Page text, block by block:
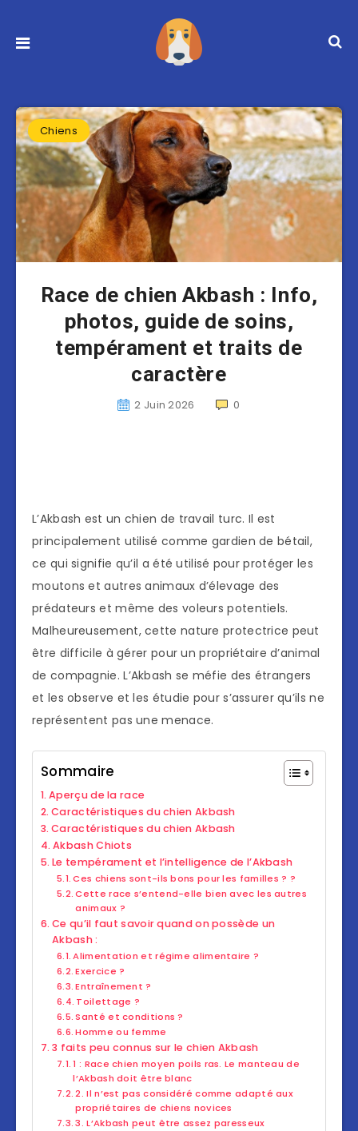
Chiens
Race de chien Akbash : Info,
photos, guide de soins,
tempérament et traits de
caractère
2 Juin 2026 0
L’Akbash est un chien de travail turc. Il est
principalement utilisé comme gardien de bétail,
ce qui signifie qu’il a été utilisé pour protéger les
moutons et autres animaux d’élevage des
prédateurs et même des voleurs potentiels.
Malheureusement, cette nature protectrice peut
être difficile à gérer pour un propriétaire d’animal
de compagnie. L’Akbash se méfie des étrangers
et les observe et les étudie pour s’assurer qu’ils ne
représentent pas une menace.
Sommaire
Aperçu de la race
Caractéristiques du chien Akbash
Caractéristiques du chien Akbash
Akbash Chiots
Le tempérament et l’intelligence de l’Akbash
Ces chiens sont-ils bons pour les familles ? ?
Cette race s’entend-elle bien avec les autres
animaux ?
Ce qu’il faut savoir quand on possède un
Akbash :
Alimentation et régime alimentaire ?
Exercice ?
Entraînement ?
Toilettage ?
Santé et conditions ?
Homme ou femme
3 faits peu connus sur le chien Akbash
1 : Race chien moyen poils ras. Le manteau de
l’Akbash doit être blanc
2. Il n’est pas considéré comme adapté aux
propriétaires de chiens novices
3. L’Akbash peut être assez paresseux